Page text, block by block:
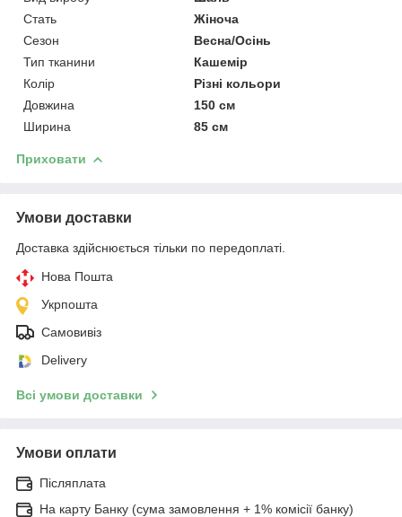
Стать
Жіноча
Сезон
Весна/Осінь
Тип тканини
Кашемір
Колір
Різні кольори
Довжина
150 см
Ширина
85 см
Приховати
Умови доставки
Доставка здійснюється тільки по передоплаті.
Нова Пошта
Укрпошта
Самовивіз
Delivery
Всі умови доставки
Умови оплати
Післяплата
На карту Банку (сума замовлення + 1% комісії банку)